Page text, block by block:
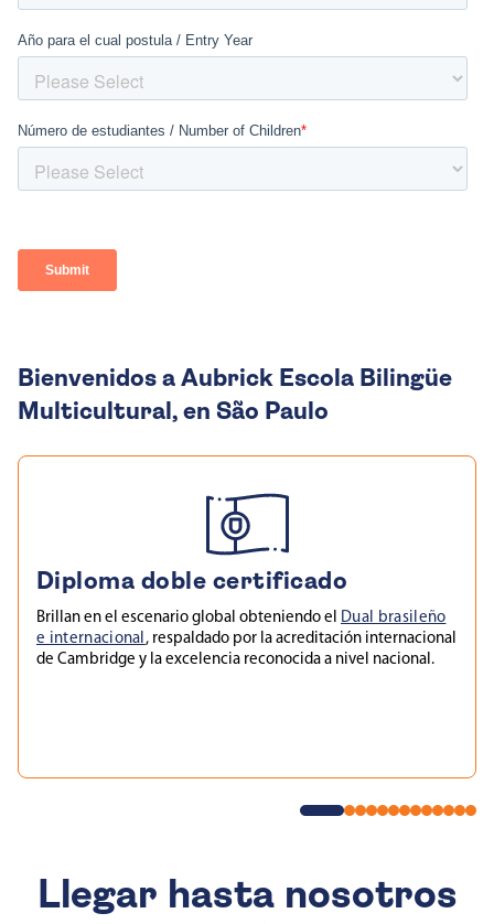
Bienvenidos a Aubrick Escola Bilingüe
Multicultural, en São Paulo
Diploma doble certificado
Brillan en el escenario global obteniendo el Dual brasileño
e internacional, respaldado por la acreditación internacional
de Cambridge y la excelencia reconocida a nivel nacional.
Llegar hasta nosotros